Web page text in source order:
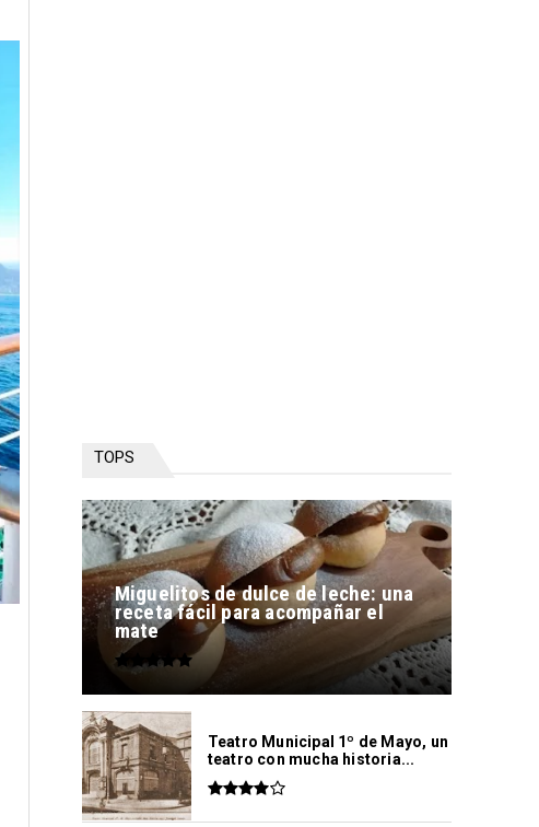
TOPS
Miguelitos de dulce de leche: una
receta fácil para acompañar el
mate
Teatro Municipal 1º de Mayo, un
teatro con mucha historia...